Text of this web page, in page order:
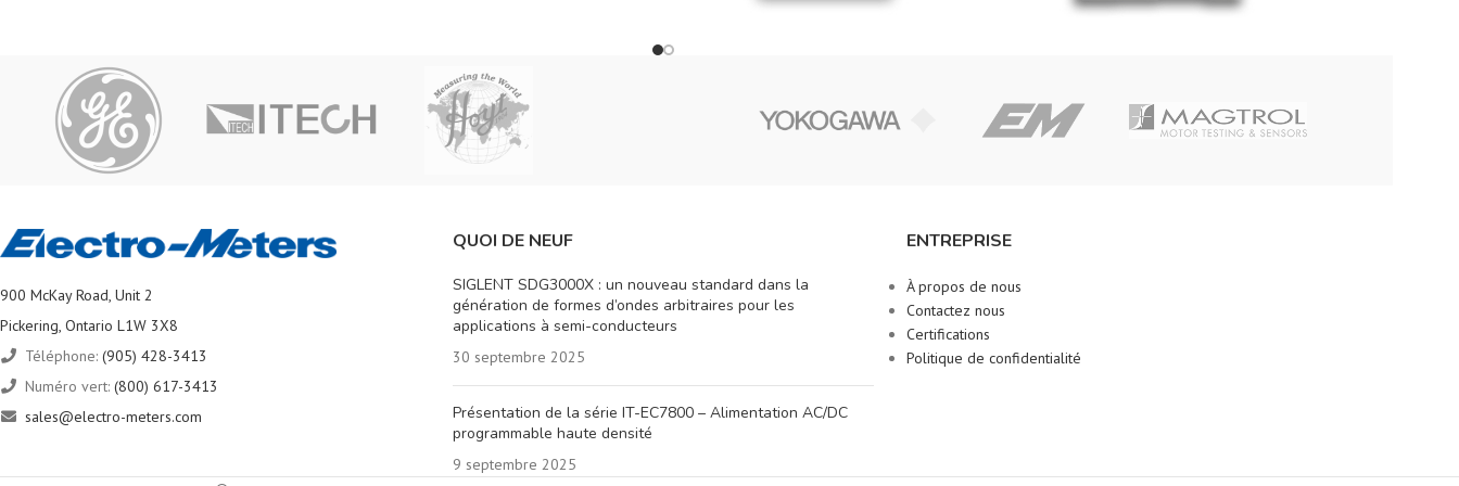
900 McKay Road, Unit 2
Pickering, Ontario L1W 3X8
Téléphone: (905) 428-3413
Numéro vert: (800) 617-3413
sales@electro-meters.com
QUOI DE NEUF
SIGLENT SDG3000X : un nouveau standard dans la
génération de formes d’ondes arbitraires pour les
applications à semi-conducteurs
30 septembre 2025
Présentation de la série IT-EC7800 – Alimentation AC/DC
programmable haute densité
9 septembre 2025
ENTREPRISE
À propos de nous
Contactez nous
Certifications
Politique de confidentialité